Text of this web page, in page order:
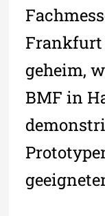
Frankfurt
geheim,
BMF in